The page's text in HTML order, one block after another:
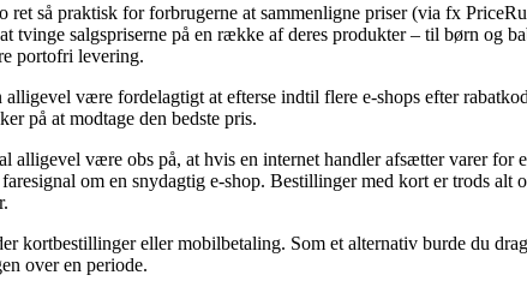
ret så praktisk for forbrugerne at sammenligne priser (via fx
tvinge salgspriserne på en række af deres produkter – til børn og
portofri levering.
alligevel være fordelagtigt at efterse indtil flere e-shops efter
på at modtage den bedste pris.
alligevel være obs på, at hvis en internet handler afsætter varer for
om en snydagtig e-shop. Bestillinger med kort er trods alt
kortbestillinger eller mobilbetaling. Som et alternativ burde du
over en periode.